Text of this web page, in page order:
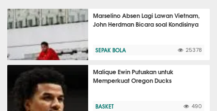
Marselino Absen Lagi Lawan Vietnam,
John Herdman Bicara soal Kondisinya
SEPAK BOLA 25378
Malique Ewin Putuskan untuk
Memperkuat Oregon Ducks
BASKET 490